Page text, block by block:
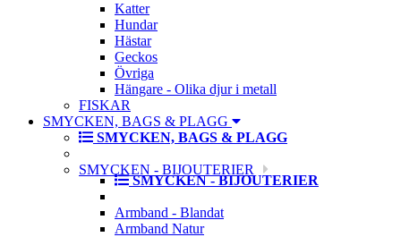
Katter
Hundar
Hästar
Geckos
Övriga
Hängare - Olika djur i metall
FISKAR
SMYCKEN, BAGS & PLAGG
SMYCKEN, BAGS & PLAGG
SMYCKEN - BIJOUTERIER
SMYCKEN - BIJOUTERIER
Armband - Blandat
Armband Natur